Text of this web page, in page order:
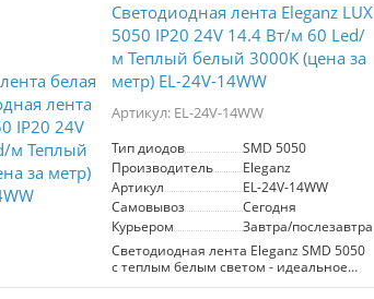
мощностью 20 Вт/м и 60 диодов на
метр, она обеспечивает яркое, но
мягкое освещение, подходящее для
натяжных потолков, кухонных зон и
рабочих пространств.
С напряжением 12 В и степенью
подходит для использования в
помещениях, добавляя стиль и
функциональность. Цветовая
температура 3000K создает теплый
свет, который способствует
расслаблению и комфортной
обстановке.
Удобно использовать для подсветки
Светодиодная лента Eleganz LUX
5050 IP20 24V 14.4 Вт/м 60 Led/
м Теплый белый 3000K (цена за
метр) EL-24V-14WW
Артикул: EL-24V-14WW
Тип диодов
SMD 5050
Производитель
Eleganz
Артикул
EL-24V-14WW
Самовывоз
Сегодня
Курьером
Завтра/послезавтра
Светодиодная лента Eleganz SMD 5050
с теплым белым светом - идеальное
решение для создания уютной